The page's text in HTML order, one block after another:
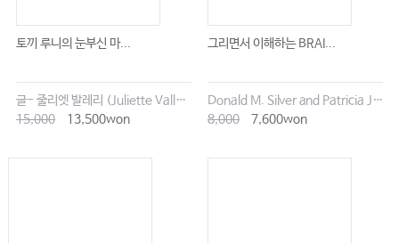
토끼 루니의 눈부신 마...
글- 줄리엣 발레리 (Juliette Vallery) 그림- 클로에 말라르 (Chloé Malard)
15,000
13,500won
그리면서 이해하는 BRAI...
Donald M. Silver and Patricia J. Wynne
8,000
7,600won